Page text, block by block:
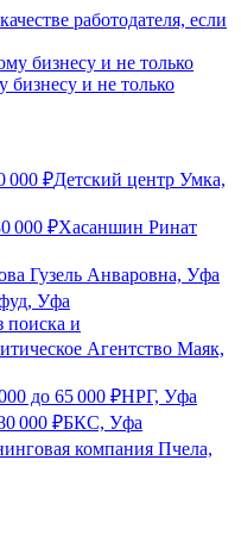
работодателя, если
бизнесу и не только
000 ₽Детский центр Умка,
000 ₽Хасаншин Ринат
Гузель Анваровна, Уфа
Уфа
поиска и
Агентство Маяк,
до 65 000 ₽НРГ, Уфа
000 ₽БКС, Уфа
компания Пчела,